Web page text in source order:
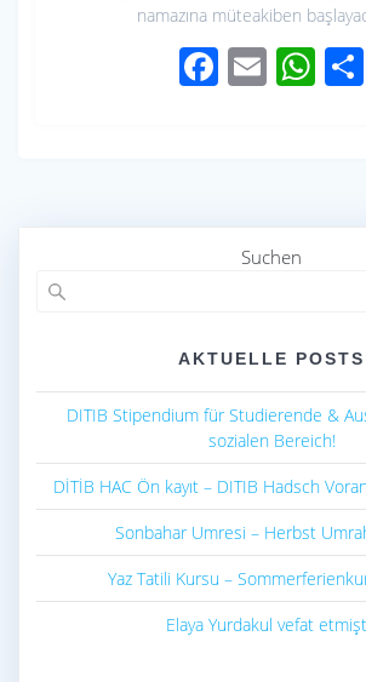
namazına müteakiben
F
o
E W
Suchen
AKTUELLE POSTS
DITIB Stipendium für Studierende &
sozialen Bereich!
DİTİB HAC Ön kayıt – DITIB Hadsch
Sonbahar Umresi – Herbst
Yaz Tatili Kursu –
Elaya Yurdakul vefat